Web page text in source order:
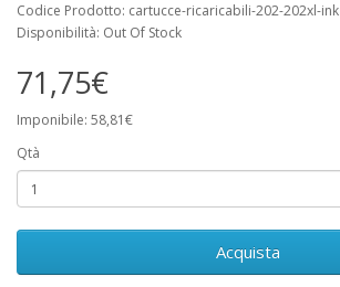
Codice Prodotto: cartucce-ricaricabili-202-202xl-ink
Disponibilità: Out Of Stock
71,75€
Imponibile: 58,81€
Qtà
Acquista